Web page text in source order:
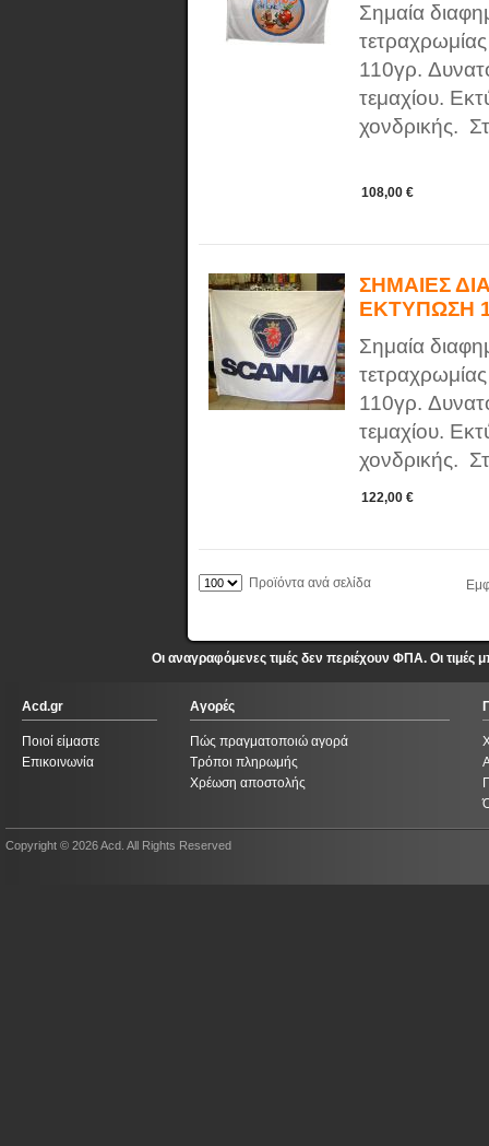
Σημαία
110γρ.
τεμαχίου.
χονδρικής.
108,00 €
ΣΗΜΑΙΕΣ
ΕΚΤΥΠΩΣΗ
Σημαία
110γρ.
τεμαχίου.
χονδρικής.
122,00 €
Προϊόντα ανά σελίδα
Οι αναγραφόμενες τιμές δεν περιέχουν ΦΠΑ. Οι
Acd.gr
Ποιοί είμαστε
Επικοινωνία
Αγορές
Πώς πραγματοποιώ αγορά
Τρόποι πληρωμής
Χρέωση αποστολής
Copyright © 2026 Acd. All Rights Reserved